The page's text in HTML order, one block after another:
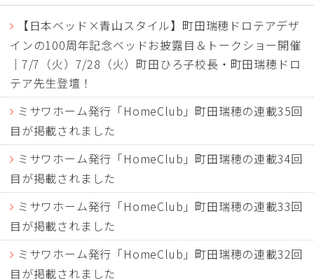
【日本ベッド×青山スタイル】町田瑞穂ドロテアデザ
インの100周年記念ベッドお披露目＆トークショー開催
｜7/7（火）7/28（火）町田ひろ子校長・町田瑞穂ドロ
テア先生登壇！
ミサワホーム発行「HomeClub」町田瑞穂の連載35回
目が掲載されました
ミサワホーム発行「HomeClub」町田瑞穂の連載34回
目が掲載されました
ミサワホーム発行「HomeClub」町田瑞穂の連載33回
目が掲載されました
ミサワホーム発行「HomeClub」町田瑞穂の連載32回
目が掲載されました